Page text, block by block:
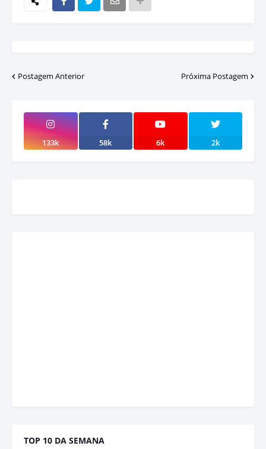
Postagem Anterior Próxima Postagem
133k 58k 6k 2k
TOP 10 DA SEMANA